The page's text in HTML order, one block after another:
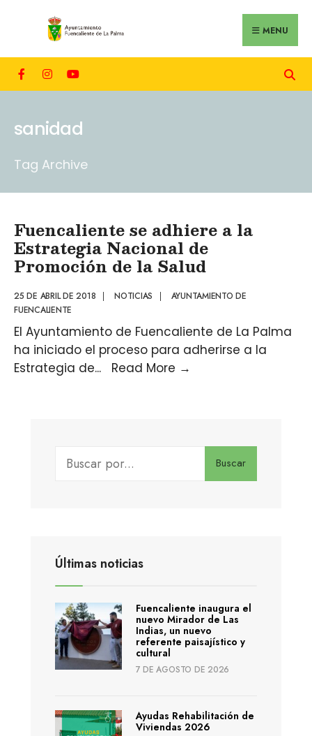
MENU
sanidad
Tag Archive
Fuencaliente se adhiere a la
Estrategia Nacional de
Promoción de la Salud
25 DE ABRIL DE 2018 | NOTICIAS |
AYUNTAMIENTO DE
FUENCALIENTE
El Ayuntamiento de Fuencaliente de La Palma
ha iniciado el proceso para adherirse a la
Estrategia de... Read More →
Buscar
Últimas noticias
Fuencaliente inaugura el
nuevo Mirador de Las
Indias, un nuevo
referente paisajístico y
cultural
7 DE AGOSTO DE 2026
Ayudas Rehabilitación de
Viviendas 2026